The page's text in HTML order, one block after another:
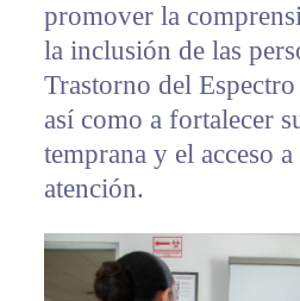
promover la
la inclusión de las
Trastorno del
así como a fortalecer
temprana y el acceso
atención.